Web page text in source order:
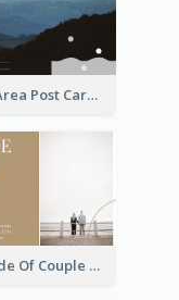
Rural Area Post Card
Backside Of Couple Post Card